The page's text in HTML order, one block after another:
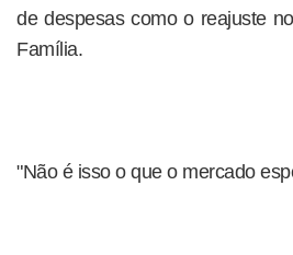
de despesas como o reajuste
Família.
"Não é isso o que o mercado